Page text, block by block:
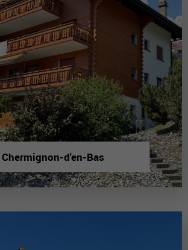
Chermignon-d'en-Bas